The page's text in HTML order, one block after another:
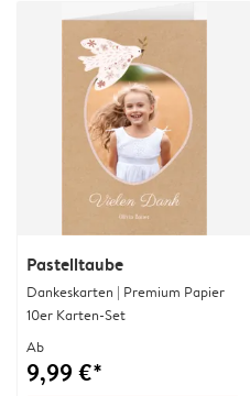
Pastelltaube
Dankeskarten | Premium Papier
10er Karten-Set
Ab
9,99 €*